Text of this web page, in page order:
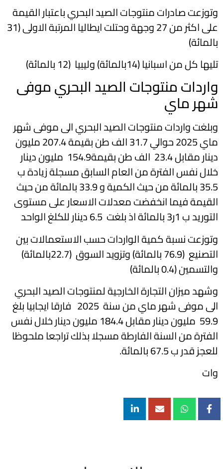
وتوزعت صادرات منتوجات الصيد البحري باعتبار القيمة
على اكثر من 27 وجهة وحتلت ايطاليا المرتبة الاولى (31
بالمائة)
تليها كل من اسبانيا (14بالمائة) وليبيا (12 بالمائة)
واردات منتوجات الصيد البحري موفى
شهر ماي
وبلغت واردات منتوجات الصيد البحري الى موفى شهر
ماي 2025 حوالي 31.7 الف طن بقيمة 207.4 مليون
دينار مقابل 23.4 الف طن بقيمة154.9 مليون دينار
خلال نفس الفترة من العام السابق مسجلة زيادة ب
35.5 بالمائة من حيث الكمية و 33.9 بالمائة من حيث
القيمة فيما انخفضت معدلات الاسعار على مستوى
التوريد ب 1ر3 بالمائة اذ بلغت 6.5 دينار للكلغ الواحد
وتوزعت نسبة كمية الواردات حسب الاستعمالات بين
التصنيع (76.9 بالمائة) وتزويد السوق (22.7بالمائة)
والتسمين (0.4 بالمائة)
وشهد ميزان التجارة الخارجية لمنتوجات الصيد البحري
الى موفى شهر ماي من سنة 2025 فارقا ايجابيا بلغ
59.9 مليون دينار مقابل 184.4 مليون دينار خلال نفس
الفترة من السنة الفارطة مسجلا بذلك تراجعا ملحوظا
للعجز قدر ب 67.5 بالمائة.
وات